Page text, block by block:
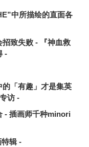
中所描绘的直面各
致失败 - 『神血救
-
「有趣」才是集英
访 -
- 插画师千种minori
辑 -